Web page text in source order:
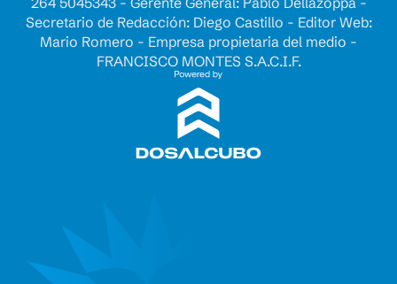
Secretario de Redacción: Diego Castillo - Editor Web:
Mario Romero - Empresa propietaria del medio -
FRANCISCO MONTES S.A.C.I.F.